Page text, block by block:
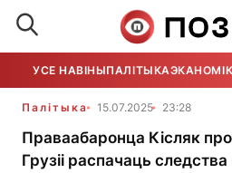
УСЕ НАВІНЫПАЛІТЫКА
Палітыка 15.07.2025 23:28
Праваабаронца Кісляк
Грузіі распачаць